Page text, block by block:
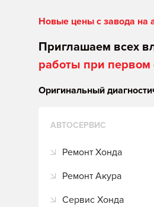
Новые цены с завода на
Приглашаем всех
работы при
Оригинальный
АВТОСЕРВИС
Ремонт Хонда
Ремонт Акура
Сервис Хонда